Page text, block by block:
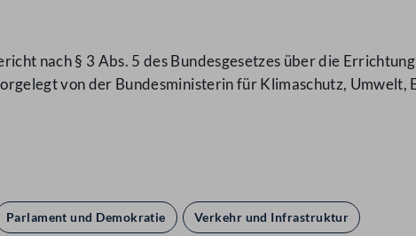
nach § 3 Abs. 5 des Bundesgesetzes über die
von der Bundesministerin für Klimaschutz, Umwelt,
Parlament und Demokratie Verkehr und Infrastruktur